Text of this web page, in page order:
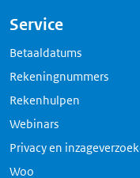
Service
Betaaldatums
Rekeningnummers
Rekenhulpen
Webinars
Privacy en
Woo